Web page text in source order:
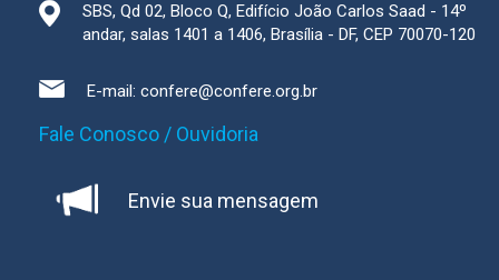
SBS, Qd 02, Bloco Q, Edifício João Carlos Saad - 14º
andar, salas 1401 a 1406, Brasília - DF, CEP 70070-120
E-mail: confere@confere.org.br
Fale Conosco / Ouvidoria
Envie sua mensagem